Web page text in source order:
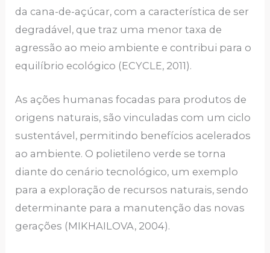
da cana-de-açúcar, com a característica de ser
degradável, que traz uma menor taxa de
agressão ao meio ambiente e contribui para o
equilíbrio ecológico (ECYCLE, 2011).
As ações humanas focadas para produtos de
origens naturais, são vinculadas com um ciclo
sustentável, permitindo benefícios acelerados
ao ambiente. O polietileno verde se torna
diante do cenário tecnológico, um exemplo
para a exploração de recursos naturais, sendo
determinante para a manutenção das novas
gerações (MIKHAILOVA, 2004).